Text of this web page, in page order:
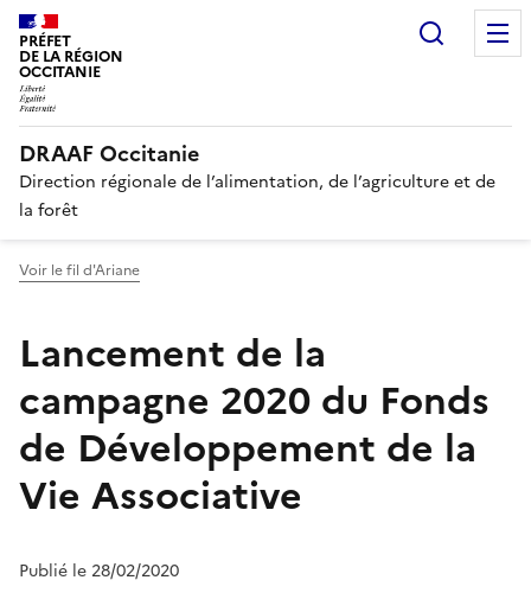
PRÉFET
DE LA RÉGION
OCCITANIE
DRAAF Occitanie
Direction régionale de l’alimentation, de l’agriculture et de
la forêt
Voir le fil d'Ariane
Lancement de la
campagne 2020 du Fonds
de Développement de la
Vie Associative
Publié le 28/02/2020